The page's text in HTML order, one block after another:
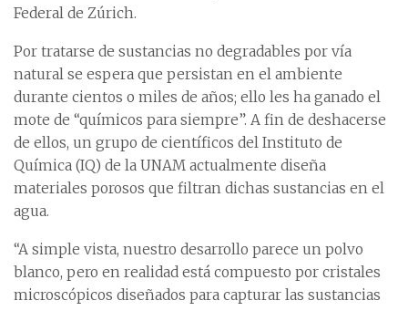
Federal de Zúrich.
Por tratarse de sustancias no degradables por vía
natural se espera que persistan en el ambiente
durante cientos o miles de años; ello les ha ganado el
mote de “químicos para siempre”. A fin de deshacerse
de ellos, un grupo de científicos del Instituto de
Química (IQ) de la UNAM actualmente diseña
materiales porosos que filtran dichas sustancias en el
agua.
“A simple vista, nuestro desarrollo parece un polvo
blanco, pero en realidad está compuesto por cristales
microscópicos diseñados para capturar las sustancias